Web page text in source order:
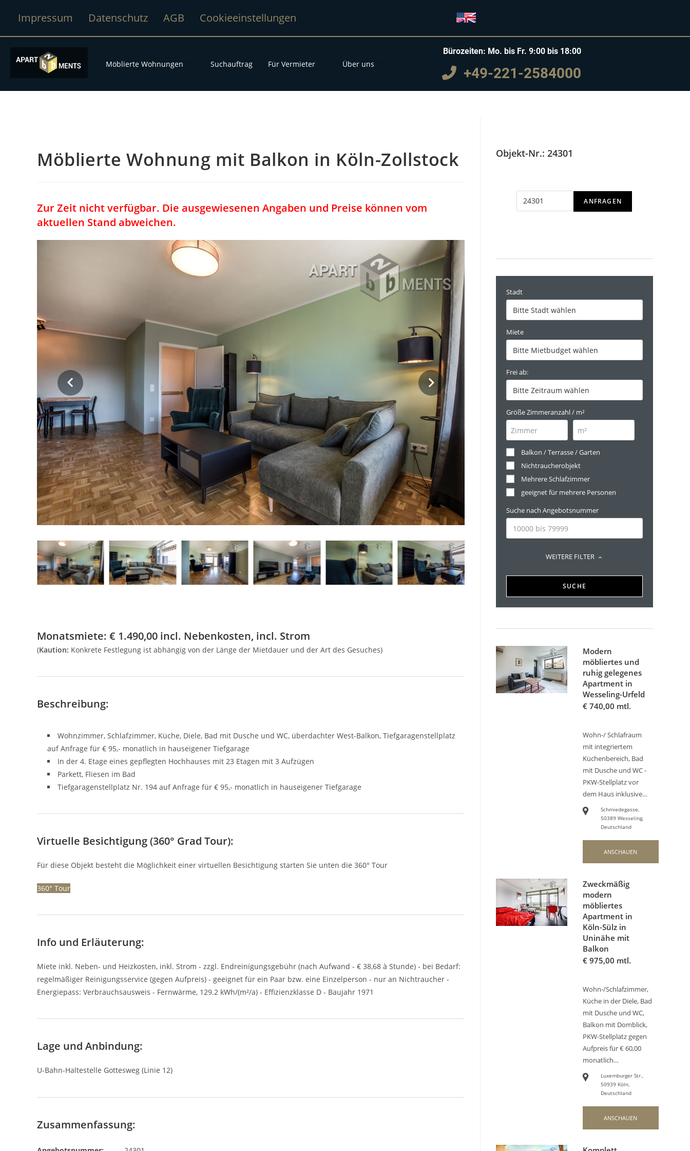
Impressum Datenschutz AGB Cookieeinstellungen
Möblierte Wohnungen Suchauftrag Für Vermieter Über uns
Bürozeiten: Mo. bis Fr. 9:00 bis 18:00
+49-221-2584000
Möblierte Wohnung mit Balkon in Köln-Zollstock
Zur Zeit nicht verfügbar. Die ausgewiesenen Angaben und Preise können vom
aktuellen Stand abweichen.
Monatsmiete: € 1.490,00 incl. Nebenkosten, incl. Strom
(Kaution: Konkrete Festlegung ist abhängig von der Länge der Mietdauer und der Art des Gesuches)
Beschreibung:
Wohnzimmer, Schlafzimmer, Küche, Diele, Bad mit Dusche und WC, überdachter West-Balkon, Tiefgaragenstellplatz
auf Anfrage für € 95,- monatlich in hauseigener Tiefgarage
In der 4. Etage eines gepflegten Hochhauses mit 23 Etagen mit 3 Aufzügen
Parkett, Fliesen im Bad
Tiefgaragenstellplatz Nr. 194 auf Anfrage für € 95,- monatlich in hauseigener Tiefgarage
Virtuelle Besichtigung (360° Grad Tour):
Für diese Objekt besteht die Möglichkeit einer virtuellen Besichtigung starten Sie unten die 360° Tour
360° Tour
Info und Erläuterung:
Miete inkl. Neben- und Heizkosten, inkl. Strom - zzgl. Endreinigungsgebühr (nach Aufwand - € 38,68 à Stunde) - bei Bedarf:
regelmäßiger Reinigungsservice (gegen Aufpreis) - geeignet für ein Paar bzw. eine Einzelperson - nur an Nichtraucher -
Energiepass: Verbrauchsausweis - Fernwärme, 129.2 kWh/(m²/a) - Effizienzklasse D - Baujahr 1971
Lage und Anbindung:
U-Bahn-Haltestelle Gottesweg (Linie 12)
Zusammenfassung:
Objekt-Nr.: 24301
ANFRAGEN
Stadt
Miete
Frei ab:
Größe Zimmeranzahl / m²
Balkon / Terrasse / Garten
Nichtraucherobjekt
Mehrere Schlafzimmer
geeignet für mehrere Personen
Suche nach Angebotsnummer
WEITERE FILTER
SUCHE
Modern
möbliertes und
ruhig gelegenes
Apartment in
Wesseling-Urfeld
€ 740,00 mtl.
Wohn-/ Schlafraum
mit integriertem
Küchenbereich, Bad
mit Dusche und WC -
PKW-Stellplatz vor
dem Haus inklusive…
Schmiedegasse,
50389 Wesseling,
Deutschland
ANSCHAUEN
Zweckmäßig
modern
möbliertes
Apartment in
Köln-Sülz in
Uninähe mit
Balkon
€ 975,00 mtl.
Wohn-/Schlafzimmer,
Küche in der Diele, Bad
mit Dusche und WC,
Balkon mit Domblick,
PKW-Stellplatz gegen
Aufpreis für € 60,00
monatlich…
Luxemburger Str.,
50939 Köln,
Deutschland
ANSCHAUEN